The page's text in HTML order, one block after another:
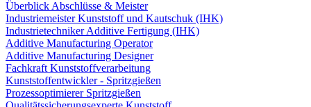
Überblick Abschlüsse & Meister
Industriemeister Kunststoff und Kautschuk (IHK)
Industrietechniker Additive Fertigung (IHK)
Additive Manufacturing Operator
Additive Manufacturing Designer
Fachkraft Kunststoffverarbeitung
Kunststoffentwickler - Spritzgießen
Prozessoptimierer Spritzgießen